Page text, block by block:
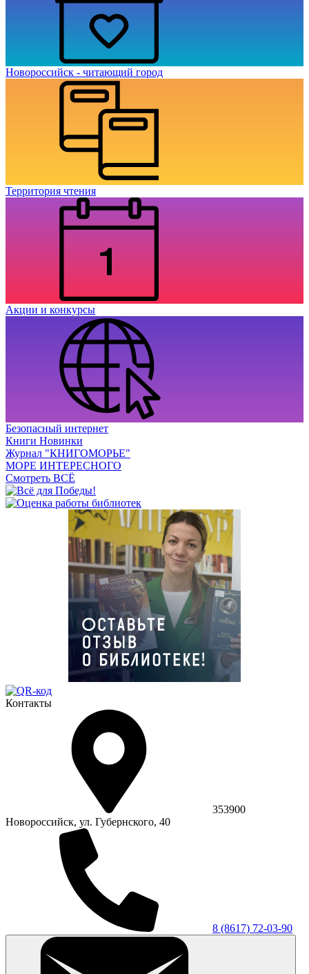
Новороссийск - читающий город
Территория чтения
Акции и конкурсы
Безопасный интернет
Книги Новинки
Журнал "КНИГОМОРЬЕ"
МОРЕ ИНТЕРЕСНОГО
Смотреть ВСЁ
Контакты
353900
Новороссийск, ул. Губернского, 40
8 (8617) 72-03-90